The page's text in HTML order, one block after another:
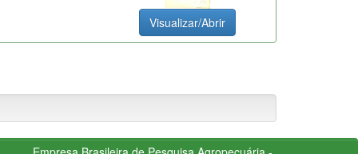
Visualizar/Abrir